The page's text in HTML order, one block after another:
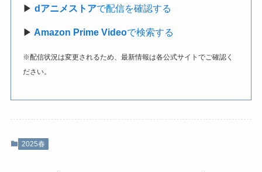
▶dアニメストアで配信を確認する
▶ Amazon Prime Videoで検索する
※配信状況は変更されるため、最新情報は各公式サイトでご確認く
ださい。
2025春